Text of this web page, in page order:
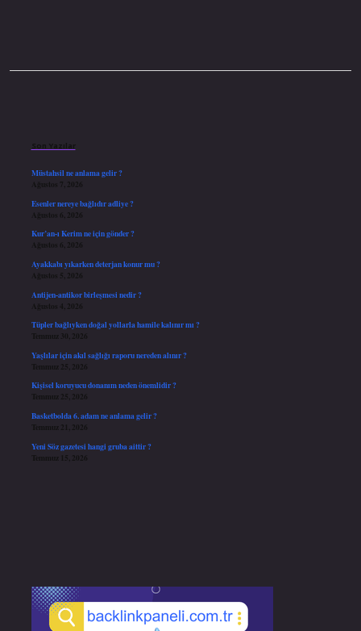
Son Yazılar
Müstahsil ne anlama gelir ?
Ağustos 7, 2026
Esenler nereye bağlıdır adliye ?
Ağustos 6, 2026
Kur’an-ı Kerim ne için gönder ?
Ağustos 6, 2026
Ayakkabı yıkarken deterjan konur mu ?
Ağustos 5, 2026
Antijen-antikor birleşmesi nedir ?
Ağustos 4, 2026
Tüpler bağlıyken doğal yollarla hamile kalınır mı ?
Temmuz 30, 2026
Yaşlılar için akıl sağlığı raporu nereden alınır ?
Temmuz 25, 2026
Kişisel koruyucu donanım neden önemlidir ?
Temmuz 25, 2026
Basketbolda 6. adam ne anlama gelir ?
Temmuz 21, 2026
Yeni Söz gazetesi hangi gruba aittir ?
Temmuz 15, 2026